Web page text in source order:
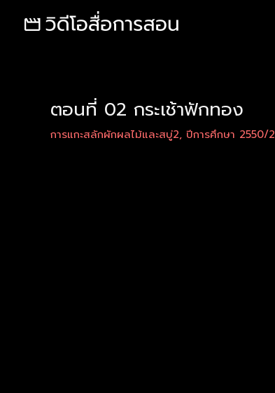
ตอนที่ 02 กระเช้าฟักทอง
การแกะสลักผักผลไม้และสบู่2, ปีการศึกษา 2550/2
navigation